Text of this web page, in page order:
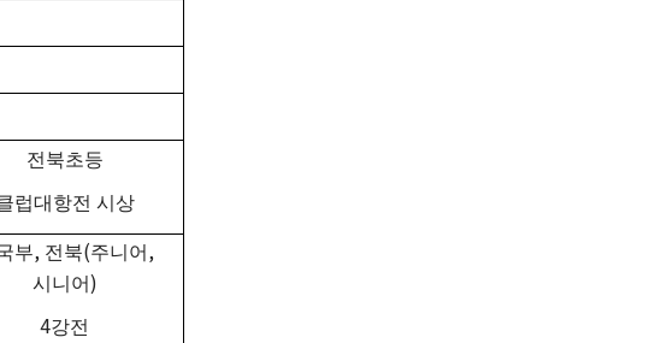
전북초등
럽대항전 시상
부, 전북(주니어 ,
시니어)
4강전